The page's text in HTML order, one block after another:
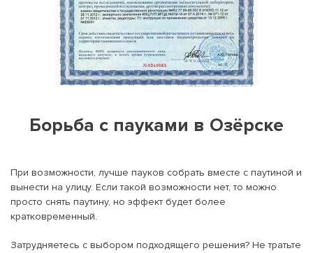
Борьба с пауками в Озёрске
При возможности, лучше пауков собрать вместе с паутиной и
вынести на улицу. Если такой возможности нет, то можно
просто снять паутину, но эффект будет более
кратковременный.
Затрудняетесь с выбором подходящего решения? Не тратьте